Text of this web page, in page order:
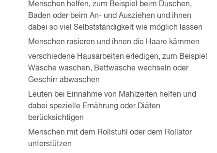
Menschen helfen, zum Beispiel beim Duschen,
Baden oder beim An- und Ausziehen und ihnen
dabei so viel Selbstständigkeit wie möglich lassen
Menschen rasieren und ihnen die Haare kämmen
verschiedene Hausarbeiten erledigen, zum Beispiel
Wäsche waschen, Bettwäsche wechseln oder
Geschirr abwaschen
Leuten bei Einnahme von Mahlzeiten helfen und
dabei spezielle Ernährung oder Diäten
berücksichtigen
Menschen mit dem Rollstuhl oder dem Rollator
unterstützen